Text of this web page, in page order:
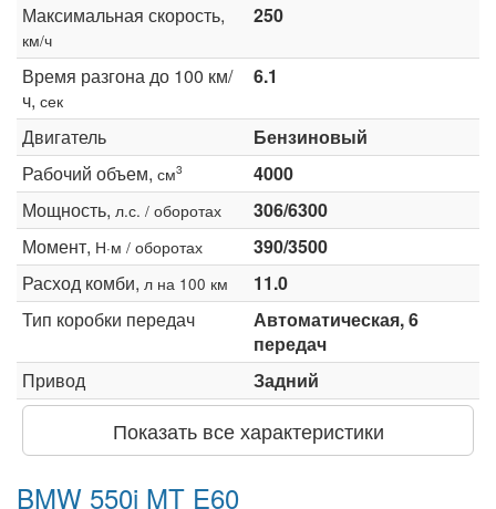
Максимальная скорость,
км/ч
250
Время разгона до 100 км/
ч, сек
6.1
Двигатель
Бензиновый
Рабочий объем, см3
4000
Мощность, л.с. / оборотах
306/6300
Момент, Н·м / оборотах
390/3500
Расход комби, л на 100 км
11.0
Тип коробки передач
Автоматическая, 6
передач
Привод
Задний
Показать все характеристики
BMW 550i MT E60